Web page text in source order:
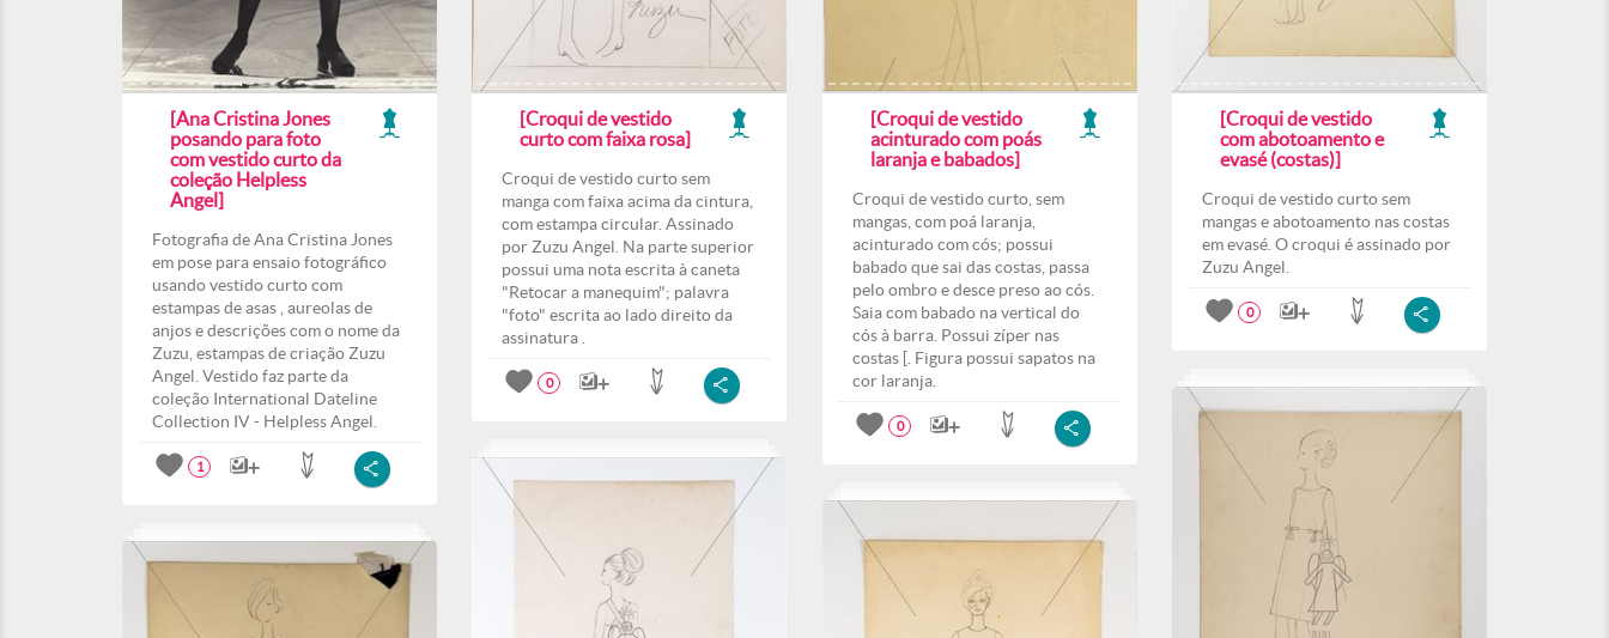
[Ana Cristina Jones
posando para foto
com vestido curto da
coleção Helpless
Angel]
Fotografia de Ana Cristina Jones
em pose para ensaio fotográfico
usando vestido curto com
estampas de asas , aureolas de
anjos e descrições com o nome da
Zuzu, estampas de criação Zuzu
Angel. Vestido faz parte da
coleção International Dateline
Collection IV - Helpless Angel.
1
[Croqui de vestido
curto com faixa rosa]
Croqui de vestido curto sem
manga com faixa acima da cintura,
com estampa circular. Assinado
por Zuzu Angel. Na parte superior
possui uma nota escrita à caneta
"Retocar a manequim"; palavra
"foto" escrita ao lado direito da
assinatura .
0
[Croqui de vestido
acinturado com poás
laranja e babados]
Croqui de vestido curto, sem
mangas, com poá laranja,
acinturado com cós; possui
babado que sai das costas, passa
pelo ombro e desce preso ao cós.
Saia com babado na vertical do
cós à barra. Possui zíper nas
costas [. Figura possui sapatos na
cor laranja.
0
[Croqui de vestido
com abotoamento e
evasé (costas)]
Croqui de vestido curto sem
mangas e abotoamento nas costas
em evasé. O croqui é assinado por
Zuzu Angel.
0